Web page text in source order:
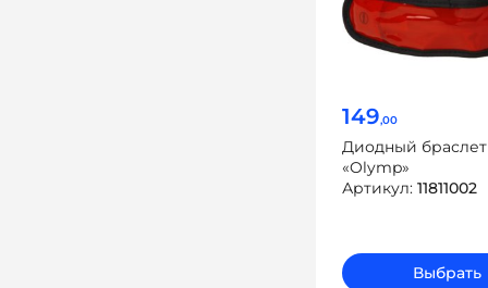
149,00
Диодный браслет
«Olymp»
Артикул: 11811002
Выбрать